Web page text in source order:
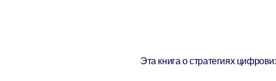
Эта книга о стратегиях